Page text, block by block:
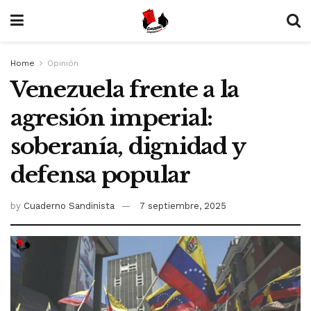
Home Opinión
Venezuela frente a la
agresión imperial:
soberanía, dignidad y
defensa popular
by Cuaderno Sandinista 7 septiembre, 2025